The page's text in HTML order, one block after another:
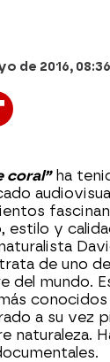
de 2016, 08:36
coral”ha
y
de uno
del mundo.
conocidos
a su vez
naturaleza.